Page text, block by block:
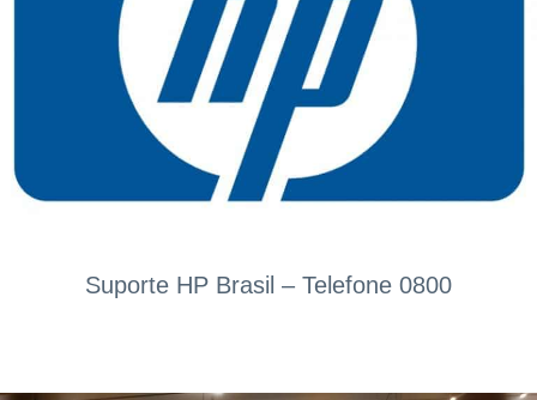
Suporte HP Brasil – Telefone 0800